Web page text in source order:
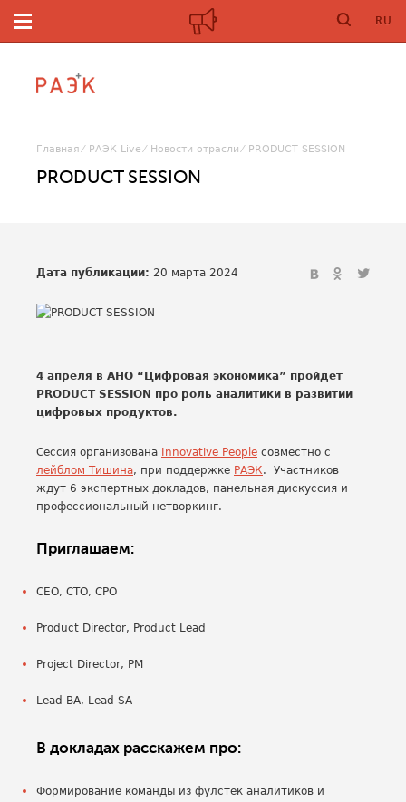
RU
Главная РАЭК Live Новости отрасли PRODUCT SESSION
PRODUCT SESSION
Дата публикации: 20 марта 2024
4 апреля в АНО “Цифровая экономика” пройдет
PRODUCT SESSION про роль аналитики в развитии
цифровых продуктов.
Сессия организована Innovative People совместно с
лейблом Тишина, при поддержке РАЭК. Участников
ждут 6 экспертных докладов, панельная дискуссия и
профессиональный нетворкинг.
Приглашаем:
CEO, CTO, CPO
Product Director, Product Lead
Project Director, PM
Lead BA, Lead SA
В докладах расскажем про:
Формирование команды из фулстек аналитиков и